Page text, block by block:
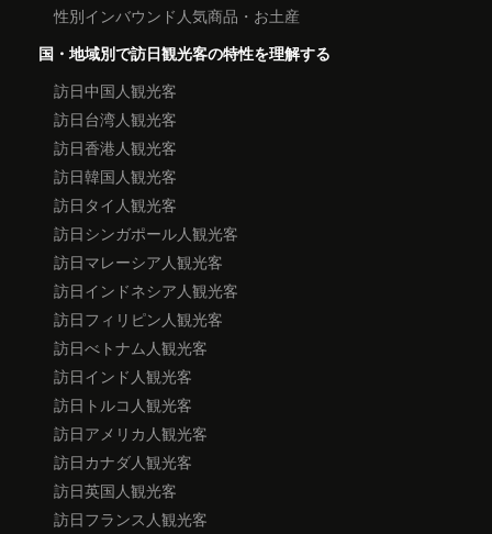
性別インバウンド人気商品・お土産
国・地域別で訪日観光客の特性を理解する
訪日中国人観光客
訪日台湾人観光客
訪日香港人観光客
訪日韓国人観光客
訪日タイ人観光客
訪日シンガポール人観光客
訪日マレーシア人観光客
訪日インドネシア人観光客
訪日フィリピン人観光客
訪日べトナム人観光客
訪日インド人観光客
訪日トルコ人観光客
訪日アメリカ人観光客
訪日カナダ人観光客
訪日英国人観光客
訪日フランス人観光客